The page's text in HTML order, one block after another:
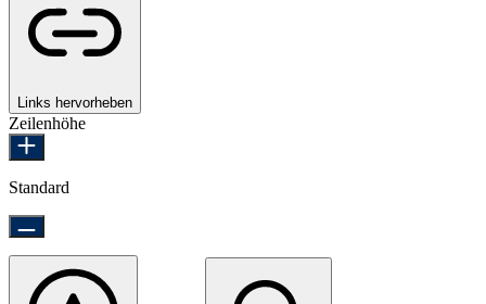
Links hervorheben
Zeilenhöhe
Standard